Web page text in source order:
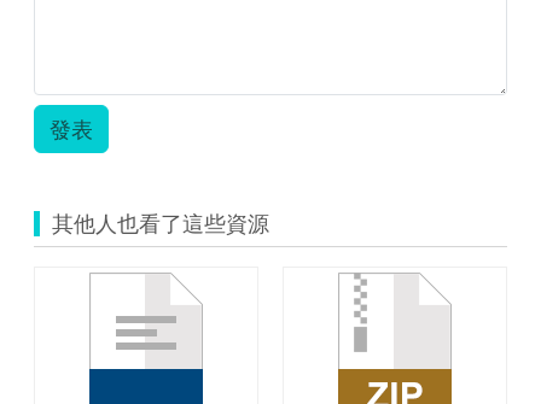
發表
其他人也看了這些資源